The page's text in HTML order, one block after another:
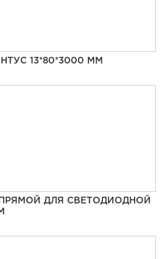
13*80*3000 ММ
ДЛЯ СВЕТОДИОДНОЙ